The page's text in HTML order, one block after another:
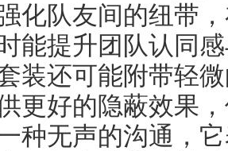
化队友间的纽带
能提升团队认同
装还可能附带轻
更好的隐蔽效果
种无声的沟通，